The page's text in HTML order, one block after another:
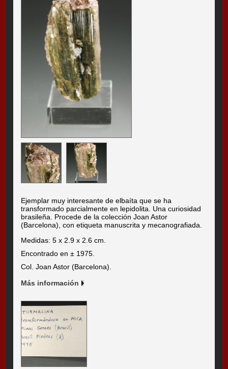
Ejemplar muy interesante de elbaíta que se ha
transformado parcialmente en lepidolita. Una curiosidad
brasileña. Procede de la colección Joan Astor
(Barcelona), con etiqueta manuscrita y mecanografiada.
Medidas: 5 x 2.9 x 2.6 cm.
Encontrado en ± 1975.
Col. Joan Astor (Barcelona).
Más información